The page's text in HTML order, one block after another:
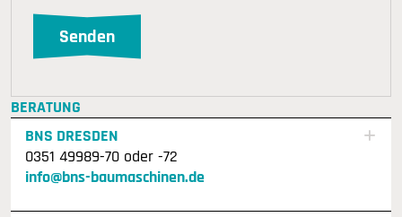
BERATUNG
BNS DRESDEN
0351 49989-70 oder -72
info@bns-baumaschinen.de